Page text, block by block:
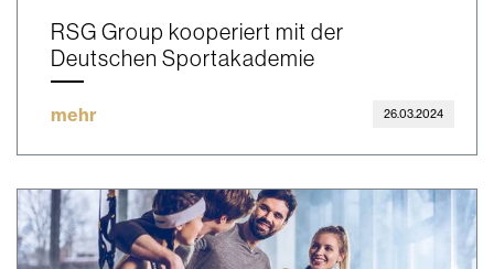
RSG Group kooperiert mit der
Deutschen Sportakademie
mehr 26.03.2024